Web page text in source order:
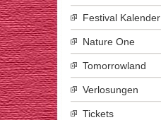
Festival Kalender
Nature One
Tomorrowland
Verlosungen
Tickets